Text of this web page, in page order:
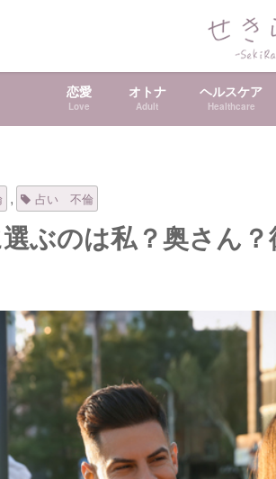
恋愛
Love
オトナ
Adult
ヘルスケア
Healthcare
, 占い 不倫
ぶのは私？奥さん